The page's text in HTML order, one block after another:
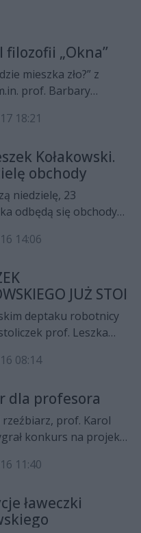
filozofii „Okna”
mieszka zło?” z
prof. Barbary
ogólnopolskiej
dnia maja IX
Filozofii „Okna”.
18:21
Kołakowski.
obchody
niedzielę, 23
odbędą się obchody
i 40. rocznicy
14:06
JUŻ STOI
deptaku robotnicy
prof. Leszka
pomnika zaplanowano
wiadomości video
znajdziesz na naszym
na YouTube - TUTAJ.
08:14
dla profesora
rzeźbiarz, prof. Karol
konkurs na projekt i
Kołakowskiego. Jego
zgłoszonych
11:40
ławeczki